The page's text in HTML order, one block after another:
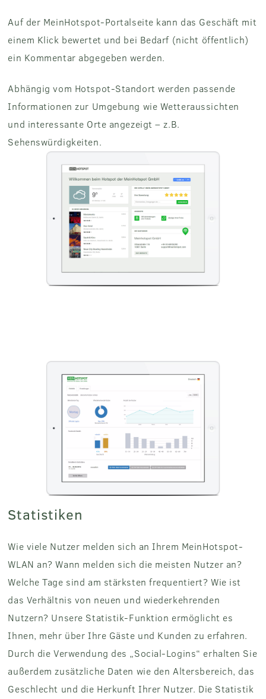
Auf der MeinHotspot-Portalseite kann das Geschäft mit
einem Klick bewertet und bei Bedarf (nicht öffentlich)
ein Kommentar abgegeben werden.
Abhängig vom Hotspot-Standort werden passende
Informationen zur Umgebung wie Wetteraussichten
und interessante Orte angezeigt – z.B.
Sehenswürdigkeiten.
Statistiken
Wie viele Nutzer melden sich an Ihrem MeinHotspot-
WLAN an? Wann melden sich die meisten Nutzer an?
Welche Tage sind am stärksten frequentiert? Wie ist
das Verhältnis von neuen und wiederkehrenden
Nutzern? Unsere Statistik-Funktion ermöglicht es
Ihnen, mehr über Ihre Gäste und Kunden zu erfahren.
Durch die Verwendung des „Social-Logins“ erhalten Sie
außerdem zusätzliche Daten wie den Altersbereich, das
Geschlecht und die Herkunft Ihrer Nutzer. Die Statistik